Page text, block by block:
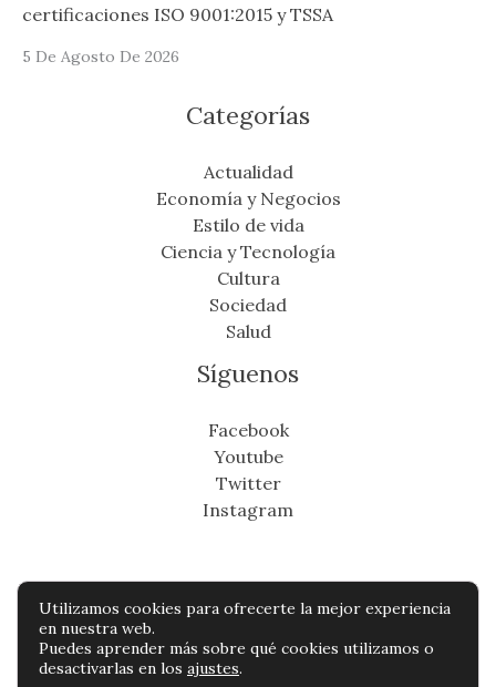
certificaciones ISO 9001:2015 y TSSA
5 De Agosto De 2026
Categorías
Actualidad
Economía y Negocios
Estilo de vida
Ciencia y Tecnología
Cultura
Sociedad
Salud
Síguenos
Facebook
Youtube
Twitter
Instagram
Copyright © Todos os direitos reservados -
suresteinfo.com
Utilizamos cookies para ofrecerte la mejor experiencia
en nuestra web.
Puedes aprender más sobre qué cookies utilizamos o
desactivarlas en los ajustes.